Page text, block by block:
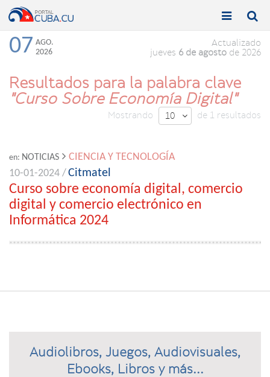
Toggle

Toggle

07 AGO.
2026
Actualizado
jueves 6 de agosto de 2026
Resultados para la palabra clave
"Curso Sobre Economía Digital"
Mostrando 10  de 1 resultados
en: NOTICIAS
CIENCIA Y TECNOLOGÍA
10-01-2024 /Citmatel
Curso sobre economía digital, comercio
digital y comercio electrónico en
Informática 2024
Audiolibros, Juegos, Audiovisuales,
Ebooks, Libros y más...